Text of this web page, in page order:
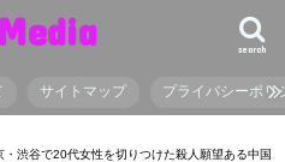
search
サイトマップ プライバシーポリ
渋谷で20代女性を切りつけた殺人願望ある中国